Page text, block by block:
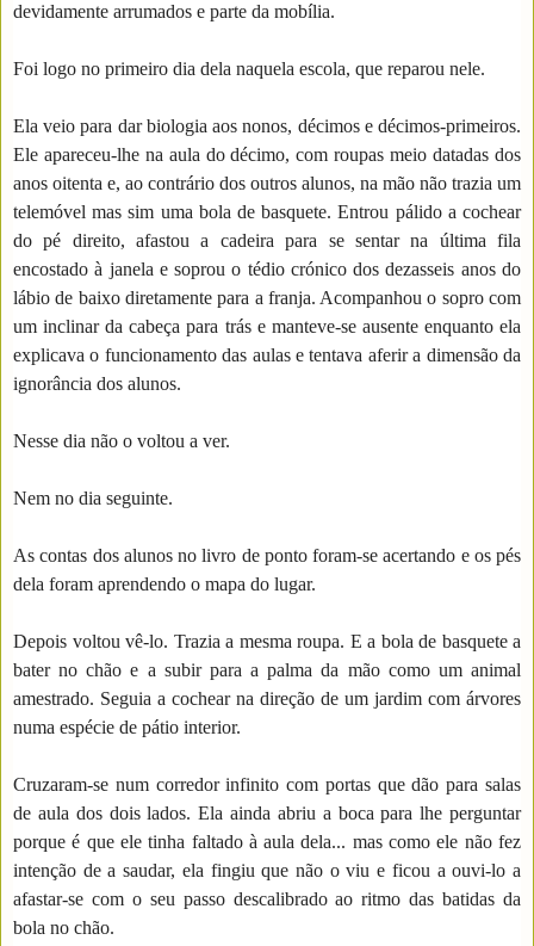
devidamente arrumados e parte da mobília.
Foi logo no primeiro dia dela naquela escola, que reparou nele.
Ela veio para dar biologia aos nonos, décimos e décimos-primeiros.
Ele apareceu-lhe na aula do décimo, com roupas meio datadas dos
anos oitenta e, ao contrário dos outros alunos, na mão não trazia um
telemóvel mas sim uma bola de basquete. Entrou pálido a cochear
do pé direito, afastou a cadeira para se sentar na última fila
encostado à janela e soprou o tédio crónico dos dezasseis anos do
lábio de baixo diretamente para a franja. Acompanhou o sopro com
um inclinar da cabeça para trás e manteve-se ausente enquanto ela
explicava o funcionamento das aulas e tentava aferir a dimensão da
ignorância dos alunos.
Nesse dia não o voltou a ver.
Nem no dia seguinte.
As contas dos alunos no livro de ponto foram-se acertando e os pés
dela foram aprendendo o mapa do lugar.
Depois voltou vê-lo. Trazia a mesma roupa. E a bola de basquete a
bater no chão e a subir para a palma da mão como um animal
amestrado. Seguia a cochear na direção de um jardim com árvores
numa espécie de pátio interior.
Cruzaram-se num corredor infinito com portas que dão para salas
de aula dos dois lados. Ela ainda abriu a boca para lhe perguntar
porque é que ele tinha faltado à aula dela... mas como ele não fez
intenção de a saudar, ela fingiu que não o viu e ficou a ouvi-lo a
afastar-se com o seu passo descalibrado ao ritmo das batidas da
bola no chão.